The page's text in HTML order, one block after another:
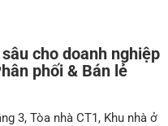
cho doanh nghiệp
phối & Bán lẻ
3, Tòa nhà CT1, Khu nhà ở